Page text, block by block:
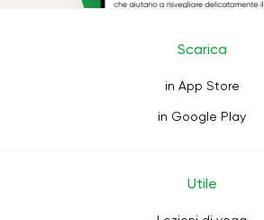
Scarica
in App Store
in Google Play
Utile